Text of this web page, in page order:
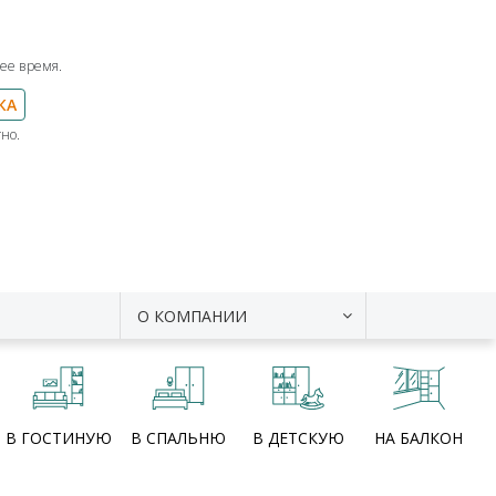
время.
О КОМПАНИИ
В ГОСТИНУЮ В СПАЛЬНЮ В ДЕТСКУЮ НА БАЛКОН